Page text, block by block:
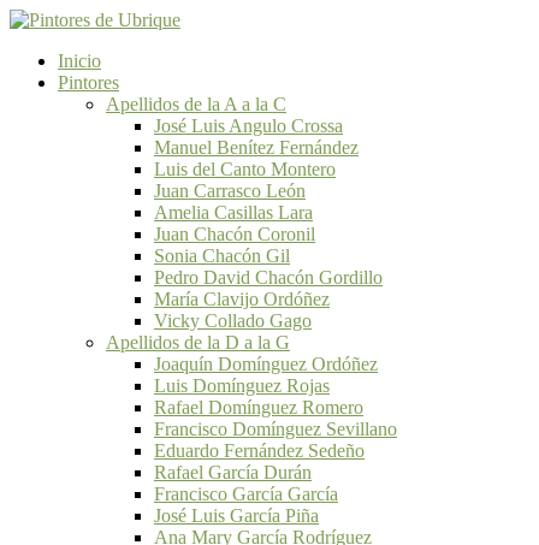
Inicio
Pintores
Apellidos de la A a la C
José Luis Angulo Crossa
Manuel Benítez Fernández
Luis del Canto Montero
Juan Carrasco León
Amelia Casillas Lara
Juan Chacón Coronil
Sonia Chacón Gil
Pedro David Chacón Gordillo
María Clavijo Ordóñez
Vicky Collado Gago
Apellidos de la D a la G
Joaquín Domínguez Ordóñez
Luis Domínguez Rojas
Rafael Domínguez Romero
Francisco Domínguez Sevillano
Eduardo Fernández Sedeño
Rafael García Durán
Francisco García García
José Luis García Piña
Ana Mary García Rodríguez